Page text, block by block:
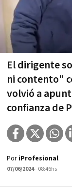
El dirigente
ni contento"
volvió a
confianza de
Por iProfesional
07/06/2024- 08:46hs